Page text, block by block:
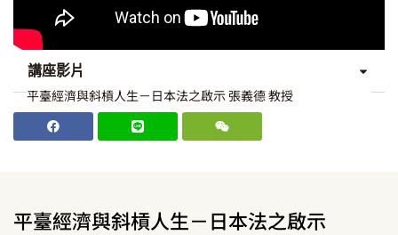
講座影片
平臺經濟與斜槓人生－日本法之啟示 張義德 教授
平臺經濟與斜槓人生－日本法之啟示